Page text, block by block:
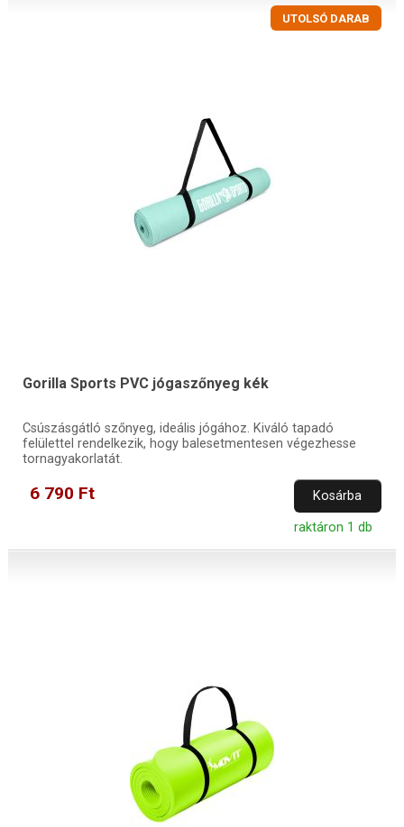
UTOLSÓ DARAB
Gorilla Sports PVC jógaszőnyeg kék
Csúszásgátló szőnyeg, ideális jógához. Kiváló tapadó
felülettel rendelkezik, hogy balesetmentesen végezhesse
tornagyakorlatát.
6 790 Ft Kosárba
raktáron 1 db